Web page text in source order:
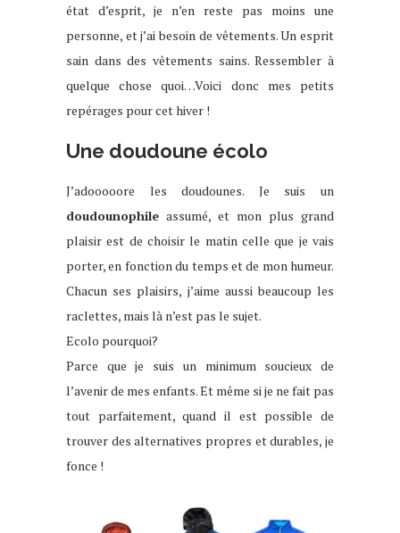
état d’esprit, je n’en reste pas moins une
personne, et j’ai besoin de vêtements. Un esprit
sain dans des vêtements sains. Ressembler à
quelque chose quoi…Voici donc mes petits
repérages pour cet hiver !
Une doudoune écolo
J’adooooore les doudounes. Je suis un
doudounophile assumé, et mon plus grand
plaisir est de choisir le matin celle que je vais
porter, en fonction du temps et de mon humeur.
Chacun ses plaisirs, j’aime aussi beaucoup les
raclettes, mais là n’est pas le sujet.
Ecolo pourquoi?
Parce que je suis un minimum soucieux de
l’avenir de mes enfants. Et même si je ne fait pas
tout parfaitement, quand il est possible de
trouver des alternatives propres et durables, je
fonce !